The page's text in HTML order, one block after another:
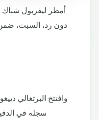
أمطر ليفربول شباك
وافتتح البرتغالي